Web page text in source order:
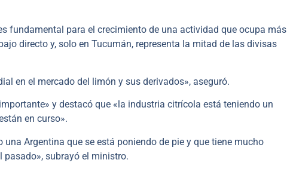
fundamental para el crecimiento de una actividad que ocupa más
directo y, solo en Tucumán, representa la mitad de las divisas
en el mercado del limón y sus derivados», aseguró.
y destacó que «la industria citrícola está teniendo un
en curso».
Argentina que se está poniendo de pie y que tiene mucho
subrayó el ministro.